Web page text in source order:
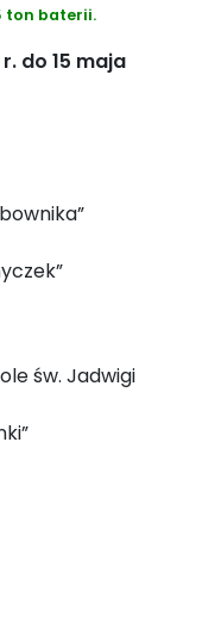
ton baterii.
do 15 maja
św. Jadwigi